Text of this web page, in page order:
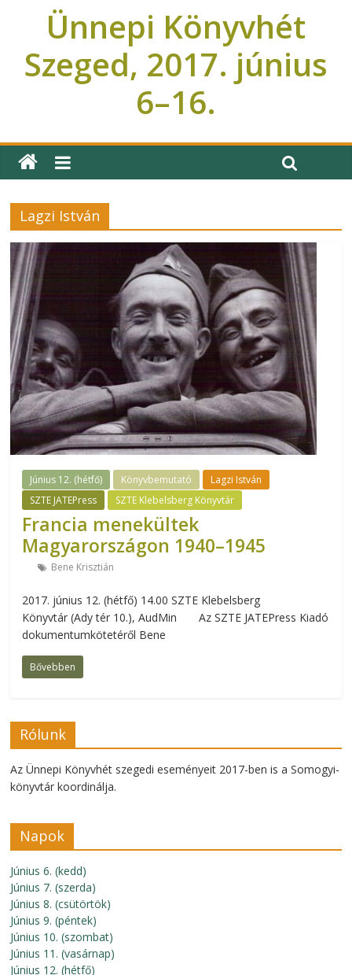
Ünnepi Könyvhét
Szeged, 2017. június
6–16.
Lagzi István
Június 12. (hétfő) Könyvbemutató
Lagzi István
SZTE JATEPress
SZTE Klebelsberg Könyvtár
Francia menekültek
Magyarországon 1940–1945
Bene Krisztián
2017. június 12. (hétfő) 14.00 SZTE Klebelsberg
Könyvtár (Ady tér 10.), AudMin Az SZTE JATEPress Kiadó
dokumentumkötetéről Bene
Bővebben
Rólunk
Az Ünnepi Könyvhét szegedi eseményeit 2017-ben is a Somogyi-
könyvtár koordinálja.
Napok
Június 6. (kedd)
Június 7. (szerda)
Június 8. (csütörtök)
Június 9. (péntek)
Június 10. (szombat)
Június 11. (vasárnap)
Június 12. (hétfő)